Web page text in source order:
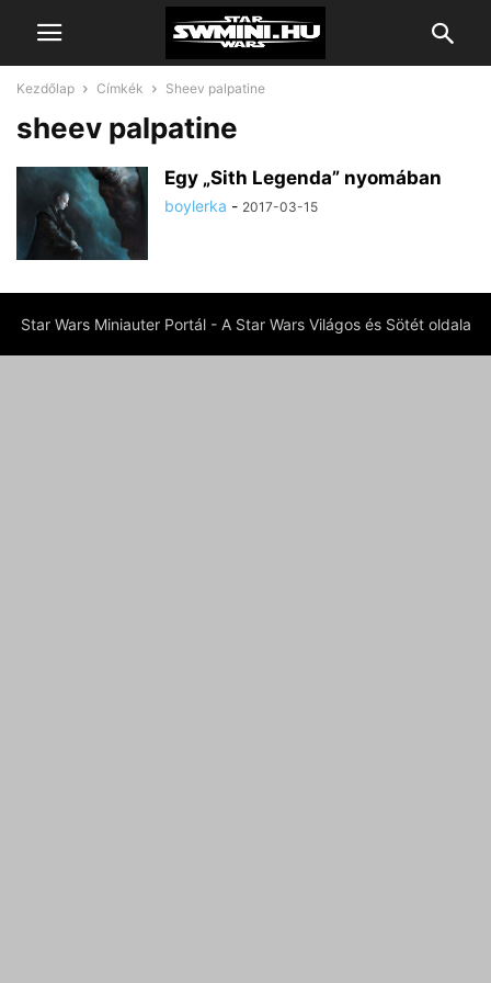
Kezdőlap Címkék Sheev palpatine
sheev palpatine
Egy „Sith Legenda” nyomában
boylerka - 2017-03-15
Star Wars Miniauter Portál - A Star Wars Világos és Sötét oldala